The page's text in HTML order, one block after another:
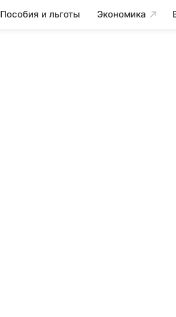
Пособия и льготы Экономика